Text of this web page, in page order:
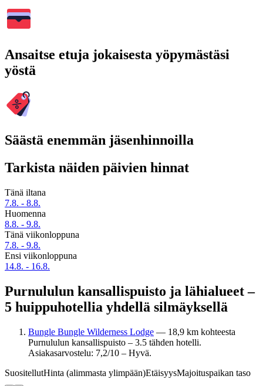
Ansaitse etuja jokaisesta yöpymästäsi
yöstä
Säästä enemmän jäsenhinnoilla
Tarkista näiden päivien hinnat
Tänä iltana
7.8. - 8.8.
Huomenna
8.8. - 9.8.
Tänä viikonloppuna
7.8. - 9.8.
Ensi viikonloppuna
14.8. - 16.8.
Purnululun kansallispuisto ja lähialueet –
5 huippuhotellia yhdellä silmäyksellä
Bungle Bungle Wilderness Lodge — 18,9 km kohteesta
Purnululun kansallispuisto – 3.5 tähden hotelli.
Asiakasarvostelu: 7,2/10 – Hyvä.
SuositellutHinta (alimmasta ylimpään)EtäisyysMajoituspaikan taso